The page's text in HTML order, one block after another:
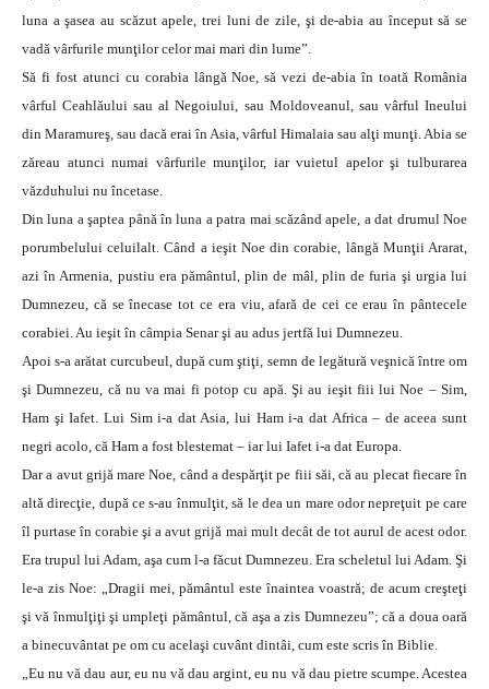
luna a şasea au scăzut apele, trei luni de zile, şi de-abia au început să se
vadă vârfurile munţilor celor mai mari din lume”.
Să fi fost atunci cu corabia lângă Noe, să vezi de-abia în toată România
vârful Ceahlăului sau al Negoiului, sau Moldoveanul, sau vârful Ineului
din Maramureş, sau dacă erai în Asia, vârful Himalaia sau alţi munţi. Abia se
zăreau atunci numai vârfurile munţilor, iar vuietul apelor şi tulburarea
văzduhului nu încetase.
Din luna a şaptea până în luna a patra mai scăzând apele, a dat drumul Noe
porumbelului celuilalt. Când a ieşit Noe din corabie, lângă Munţii Ararat,
azi în Armenia, pustiu era pământul, plin de mâl, plin de furia şi urgia lui
Dumnezeu, că se înecase tot ce era viu, afară de cei ce erau în pântecele
corabiei. Au ieşit în câmpia Senar şi au adus jertfă lui Dumnezeu.
Apoi s-a arătat curcubeul, după cum ştiţi, semn de legătură veşnică între om
şi Dumnezeu, că nu va mai fi potop cu apă. Şi au ieşit fiii lui Noe – Sim,
Ham şi Iafet. Lui Sim i-a dat Asia, lui Ham i-a dat Africa – de aceea sunt
negri acolo, că Ham a fost blestemat – iar lui Iafet i-a dat Europa.
Dar a avut grijă mare Noe, când a despărţit pe fiii săi, că au plecat fiecare în
altă direcţie, după ce s-au înmulţit, să le dea un mare odor nepreţuit pe care
îl purtase în corabie şi a avut grijă mai mult decât de tot aurul de acest odor.
Era trupul lui Adam, aşa cum l-a făcut Dumnezeu. Era scheletul lui Adam. Şi
le-a zis Noe: „Dragii mei, pământul este înaintea voastră; de acum creşteţi
şi vă înmulţiţi şi umpleţi pământul, că aşa a zis Dumnezeu”; că a doua oară
a binecuvântat pe om cu acelaşi cuvânt dintâi, cum este scris în Biblie.
„Eu nu vă dau aur, eu nu vă dau argint, eu nu vă dau pietre scumpe. Acestea